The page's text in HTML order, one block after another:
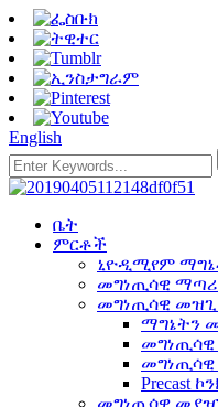
English
ቤት
ምርቶች
ኒዮዲሚየም
መግነጢሳዊ
መግነጢሳዊ
ማግኔትን
መግነጢሳዊ
Precast
መግነጢሳዊ መያዣ